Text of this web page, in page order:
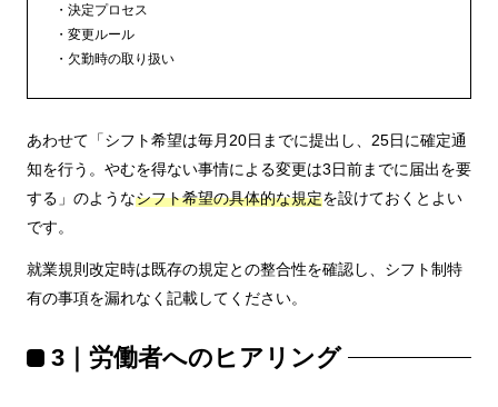
決定プロセス
変更ルール
欠勤時の取り扱い
あわせて「シフト希望は毎月20日までに提出し、25日に確定通
知を行う。やむを得ない事情による変更は3日前までに届出を要
する」のようなシフト希望の具体的な規定を設けておくとよい
です。
就業規則改定時は既存の規定との整合性を確認し、シフト制特
有の事項を漏れなく記載してください。
3｜労働者へのヒアリング